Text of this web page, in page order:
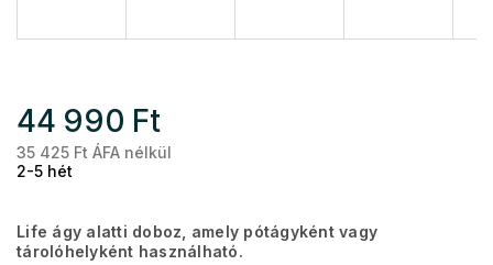
44 990 Ft
35 425 Ft ÁFA nélkül
2-5 hét
Life ágy alatti doboz, amely pótágyként vagy
tárolóhelyként használható.